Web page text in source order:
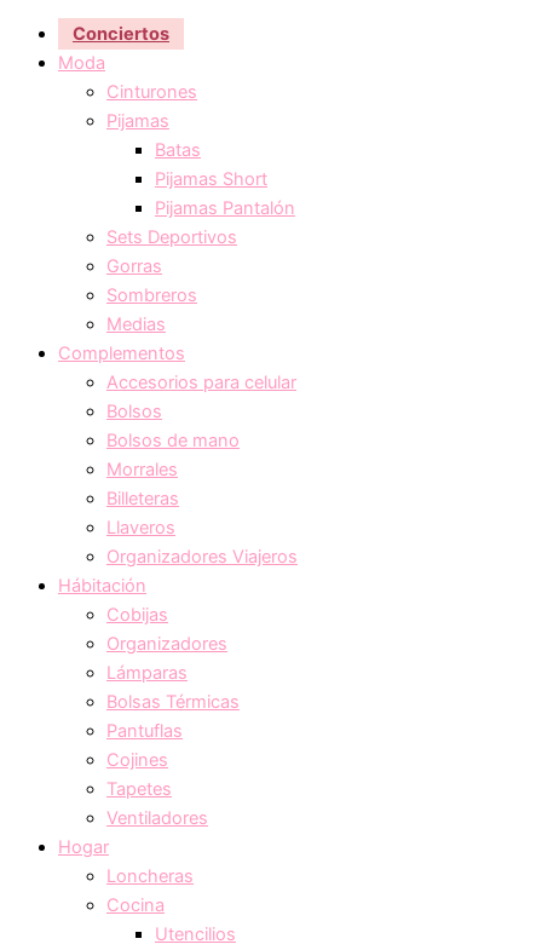
Conciertos
Moda
Cinturones
Pijamas
Batas
Pijamas Short
Pijamas Pantalón
Sets Deportivos
Gorras
Sombreros
Medias
Complementos
Accesorios para celular
Bolsos
Bolsos de mano
Morrales
Billeteras
Llaveros
Organizadores Viajeros
Hábitación
Cobijas
Organizadores
Lámparas
Bolsas Térmicas
Pantuflas
Cojines
Tapetes
Ventiladores
Hogar
Loncheras
Cocina
Utencilios